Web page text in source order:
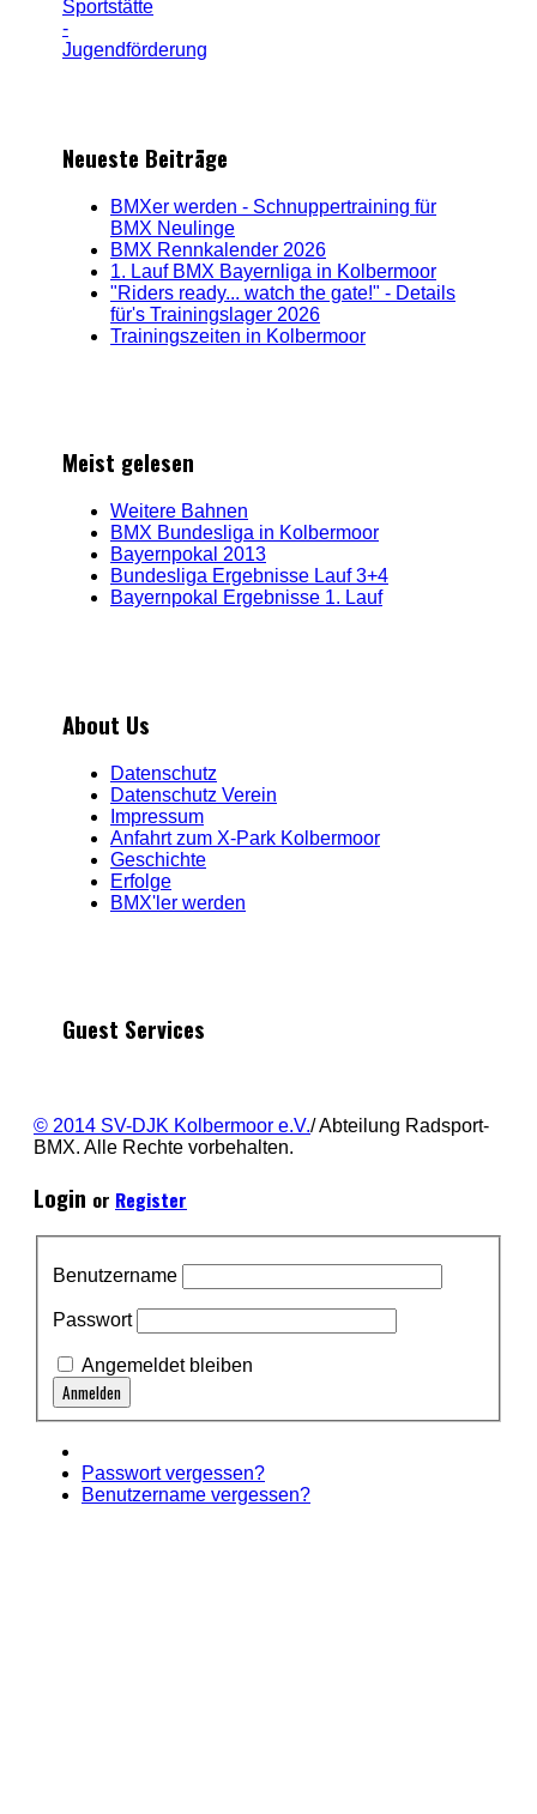
Neueste Beiträge
BMXer werden - Schnuppertraining für
BMX Neulinge
BMX Rennkalender 2026
1. Lauf BMX Bayernliga in Kolbermoor
"Riders ready... watch the gate!" - Details
für's Trainingslager 2026
Trainingszeiten in Kolbermoor
Meist gelesen
Weitere Bahnen
BMX Bundesliga in Kolbermoor
Bayernpokal 2013
Bundesliga Ergebnisse Lauf 3+4
Bayernpokal Ergebnisse 1. Lauf
About Us
Datenschutz
Datenschutz Verein
Impressum
Anfahrt zum X-Park Kolbermoor
Geschichte
Erfolge
BMX'ler werden
Guest Services
© 2014 SV-DJK Kolbermoor e.V./ Abteilung Radsport-
BMX. Alle Rechte vorbehalten.
Login or Register
Benutzername
Passwort
Angemeldet bleiben
Passwort vergessen?
Benutzername vergessen?